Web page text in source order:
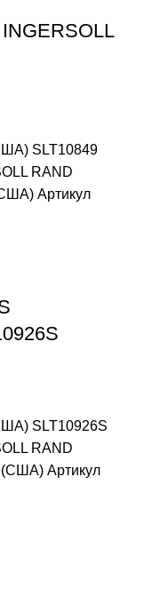
SLT10849
RAND
Артикул
SLT10926S
RAND
(США) Артикул